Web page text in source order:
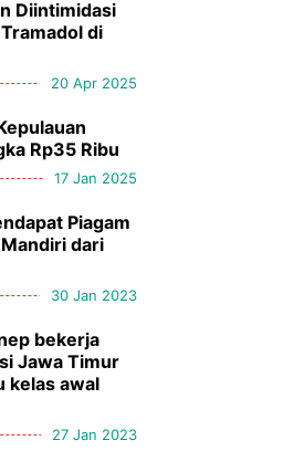
Diintimidasi
di
20 Apr 2025
Rp35 Ribu
17 Jan 2025
Piagam
dari
30 Jan 2023
bekerja
Jawa Timur
kelas awal
27 Jan 2023